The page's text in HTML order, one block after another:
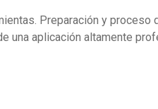
Preparación y proceso
una aplicación altamente